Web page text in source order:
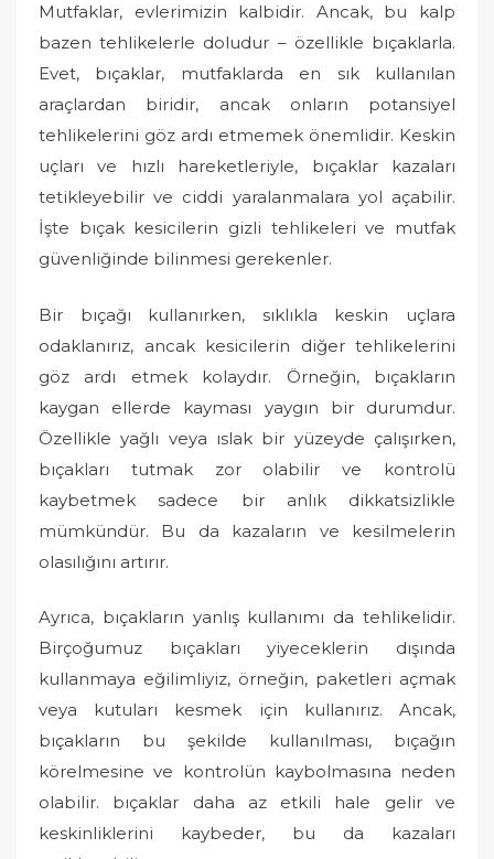
Mutfaklar, evlerimizin kalbidir. Ancak, bu kalp
bazen tehlikelerle doludur – özellikle bıçaklarla.
Evet, bıçaklar, mutfaklarda en sık kullanılan
araçlardan biridir, ancak onların potansiyel
tehlikelerini göz ardı etmemek önemlidir. Keskin
uçları ve hızlı hareketleriyle, bıçaklar kazaları
tetikleyebilir ve ciddi yaralanmalara yol açabilir.
İşte bıçak kesicilerin gizli tehlikeleri ve mutfak
güvenliğinde bilinmesi gerekenler.
Bir bıçağı kullanırken, sıklıkla keskin uçlara
odaklanırız, ancak kesicilerin diğer tehlikelerini
göz ardı etmek kolaydır. Örneğin, bıçakların
kaygan ellerde kayması yaygın bir durumdur.
Özellikle yağlı veya ıslak bir yüzeyde çalışırken,
bıçakları tutmak zor olabilir ve kontrolü
kaybetmek sadece bir anlık dikkatsizlikle
mümkündür. Bu da kazaların ve kesilmelerin
olasılığını artırır.
Ayrıca, bıçakların yanlış kullanımı da tehlikelidir.
Birçoğumuz bıçakları yiyeceklerin dışında
kullanmaya eğilimliyiz, örneğin, paketleri açmak
veya kutuları kesmek için kullanırız. Ancak,
bıçakların bu şekilde kullanılması, bıçağın
körelmesine ve kontrolün kaybolmasına neden
olabilir. bıçaklar daha az etkili hale gelir ve
keskinliklerini kaybeder, bu da kazaları